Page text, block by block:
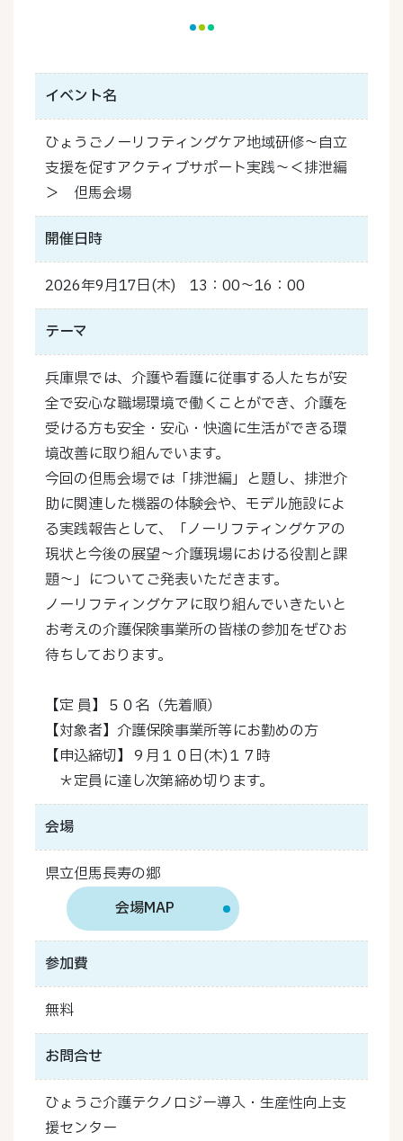
イベント名
ひょうごノーリフティングケア地域研修～自立
支援を促すアクティブサポート実践～＜排泄編
＞ 但馬会場
開催日時
2026年9月17日(木) 13：00～16：00
テーマ
兵庫県では、介護や看護に従事する人たちが安
全で安心な職場環境で働くことができ、介護を
受ける方も安全・安心・快適に生活ができる環
境改善に取り組んでいます。
今回の但馬会場では「排泄編」と題し、排泄介
助に関連した機器の体験会や、モデル施設によ
る実践報告として、「ノーリフティングケアの
現状と今後の展望～介護現場における役割と課
題～」についてご発表いただきます。
ノーリフティングケアに取り組んでいきたいと
お考えの介護保険事業所の皆様の参加をぜひお
待ちしております。
【定 員】５０名（先着順）
【対象者】介護保険事業所等にお勤めの方
【申込締切】９月１０日(木)１７時
＊定員に達し次第締め切ります。
会場
県立但馬長寿の郷
会場MAP
参加費
無料
お問合せ
ひょうご介護テクノロジー導入・生産性向上支
援センター